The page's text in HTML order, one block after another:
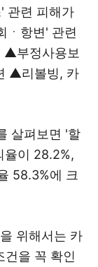
관련 피해가
ㆍ항변' 관련
▲부정사용보
▲리볼빙, 카
살펴보면 '할
율이 28.2%,
58.3%에 크
위해서는 카
건을 꼭 확인